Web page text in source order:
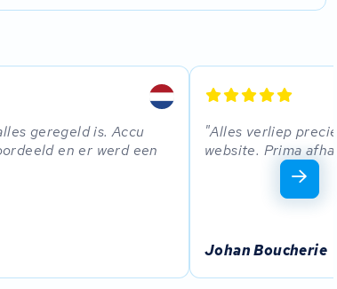
geregeld is. Accu
en er werd een
Alles verliep
website. Prima
Johan Boucherie